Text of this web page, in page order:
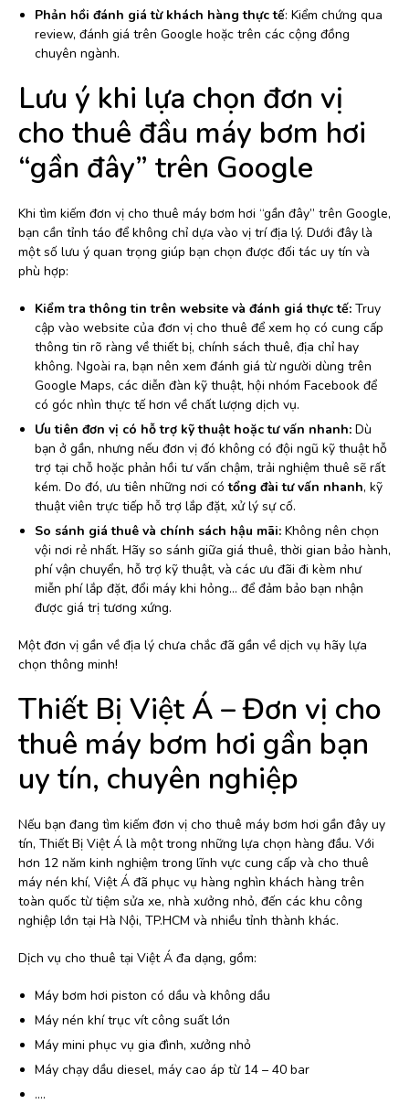
Phản hồi đánh giá từ khách hàng thực tế: Kiểm chứng qua
review, đánh giá trên Google hoặc trên các cộng đồng
chuyên ngành.
Lưu ý khi lựa chọn đơn vị
cho thuê đầu máy bơm hơi
“gần đây” trên Google
Khi tìm kiếm đơn vị cho thuê máy bơm hơi “gần đây” trên Google,
bạn cần tỉnh táo để không chỉ dựa vào vị trí địa lý. Dưới đây là
một số lưu ý quan trọng giúp bạn chọn được đối tác uy tín và
phù hợp:
Kiểm tra thông tin trên website và đánh giá thực tế: Truy
cập vào website của đơn vị cho thuê để xem họ có cung cấp
thông tin rõ ràng về thiết bị, chính sách thuê, địa chỉ hay
không. Ngoài ra, bạn nên xem đánh giá từ người dùng trên
Google Maps, các diễn đàn kỹ thuật, hội nhóm Facebook để
có góc nhìn thực tế hơn về chất lượng dịch vụ.
Ưu tiên đơn vị có hỗ trợ kỹ thuật hoặc tư vấn nhanh: Dù
bạn ở gần, nhưng nếu đơn vị đó không có đội ngũ kỹ thuật hỗ
trợ tại chỗ hoặc phản hồi tư vấn chậm, trải nghiệm thuê sẽ rất
kém. Do đó, ưu tiên những nơi cótổng đài tư vấn nhanh, kỹ
thuật viên trực tiếp hỗ trợ lắp đặt, xử lý sự cố.
So sánh giá thuê và chính sách hậu mãi: Không nên chọn
vội nơi rẻ nhất. Hãy so sánh giữa giá thuê, thời gian bảo hành,
phí vận chuyển, hỗ trợ kỹ thuật, và các ưu đãi đi kèm như
miễn phí lắp đặt, đổi máy khi hỏng… để đảm bảo bạn nhận
được giá trị tương xứng.
Một đơn vị gần về địa lý chưa chắc đã gần về dịch vụ hãy lựa
chọn thông minh!
Thiết Bị Việt Á – Đơn vị cho
thuê máy bơm hơi gần bạn
uy tín, chuyên nghiệp
Nếu bạn đang tìm kiếm đơn vị cho thuê máy bơm hơi gần đây uy
tín, Thiết Bị Việt Á là một trong những lựa chọn hàng đầu. Với
hơn 12 năm kinh nghiệm trong lĩnh vực cung cấp và cho thuê
máy nén khí, Việt Á đã phục vụ hàng nghìn khách hàng trên
toàn quốc từ tiệm sửa xe, nhà xưởng nhỏ, đến các khu công
nghiệp lớn tại Hà Nội, TP.HCM và nhiều tỉnh thành khác.
Dịch vụ cho thuê tại Việt Á đa dạng, gồm:
Máy bơm hơi piston có dầu và không dầu
Máy nén khí trục vít công suất lớn
Máy mini phục vụ gia đình, xưởng nhỏ
Máy chạy dầu diesel, máy cao áp từ 14 – 40 bar
….